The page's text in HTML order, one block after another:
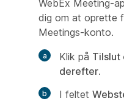
WebEx Meeting-
dig om at oprette
Meetings-konto.
Klik på Tilslut
derefter.
I feltet